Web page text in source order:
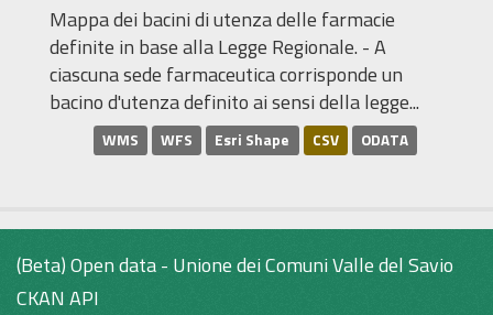
Mappa dei bacini di utenza delle farmacie
definite in base alla Legge Regionale. - A
ciascuna sede farmaceutica corrisponde un
bacino d'utenza definito ai sensi della legge...
WMS WFS Esri Shape CSV ODATA
(Beta) Open data - Unione dei Comuni Valle del Savio
CKAN API